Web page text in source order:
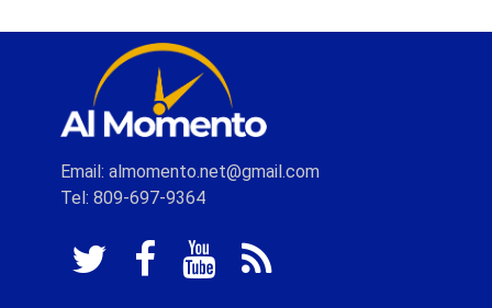
Email: almomento.net@gmail.com
Tel: 809-697-9364